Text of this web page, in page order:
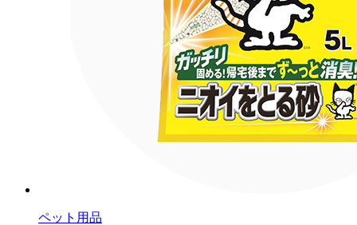
ペット用品